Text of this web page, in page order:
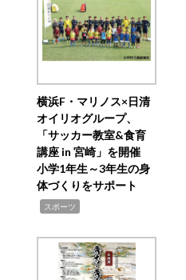
横浜F・マリノス×日清
オイリオグループ、
「サッカー教室&食育
講座 in 宮崎」を開催
小学1年生～3年生の身
体づくりをサポート
スポーツ